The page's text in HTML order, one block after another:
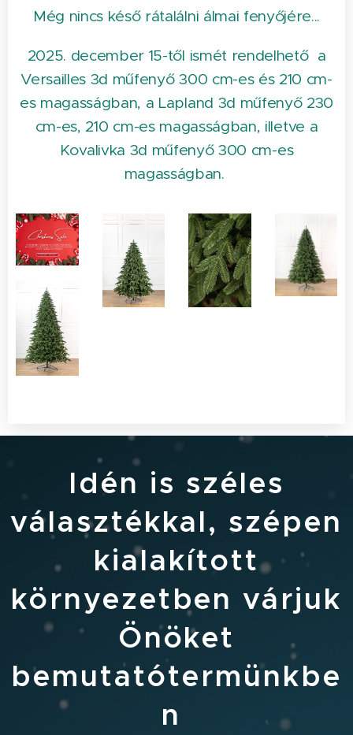
Még nincs késő rátalálni álmai fenyőjére...
2025. december 15-től ismét rendelhető a
Versailles 3d műfenyő 300 cm-es és 210 cm-
es magasságban, a Lapland 3d műfenyő 230
cm-es, 210 cm-es magasságban, illetve a
Kovalivka 3d műfenyő 300 cm-es
magasságban.
Idén is széles
választékkal, szépen
kialakított
környezetben várjuk
Önöket
bemutatótermünkbe
n